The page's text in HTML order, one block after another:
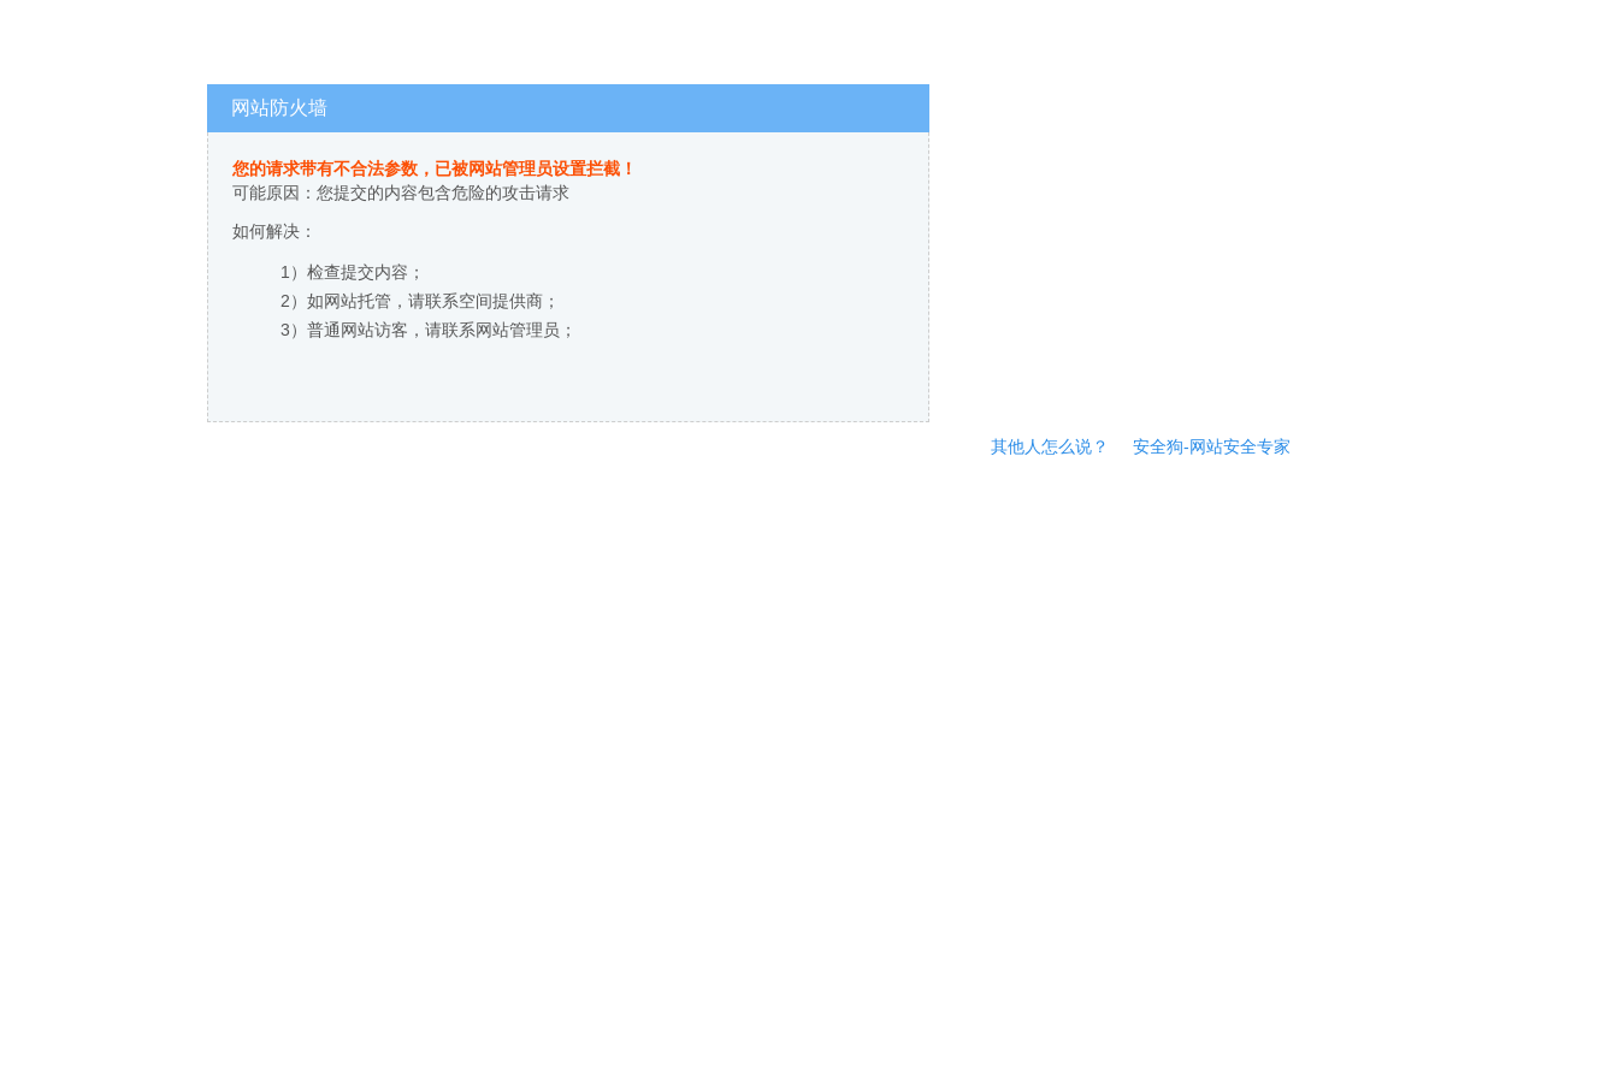
网站防火墙
您的请求带有不合法参数，已被网站管理员设置拦截！
可能原因：您提交的内容包含危险的攻击请求
如何解决：
1）检查提交内容；
2）如网站托管，请联系空间提供商；
3）普通网站访客，请联系网站管理员；
其他人怎么说？ 安全狗-网站安全专家